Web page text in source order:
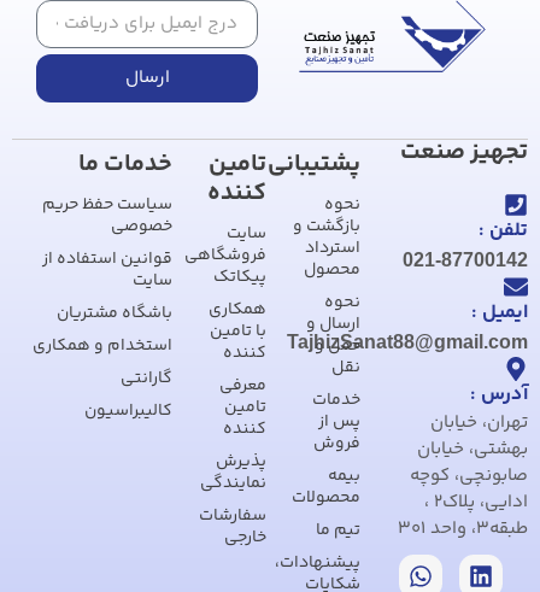
ارسال
تجهیز صنعت
تلفن :
021-87700142
ایمیل :
TajhizSanat88@gmail.com
آدرس :
تهران، خیابان
بهشتی، خیابان
صابونچی، کوچه
ادایی، پلاک2 ،
طبقه3، واحد 301
پشتیبانی
نحوه
بازگشت و
استرداد
محصول
نحوه
ارسال و
حمل و
نقل
خدمات
پس از
فروش
بیمه
محصولات
تیم ما
پیشنهادات،
شکایات
تامین
کننده
سایت
فروشگاهی
پیکاتک
همکاری
با تامین
کننده
معرفی
تامین
کننده
پذیرش
نمایندگی
سفارشات
خارجی
خدمات ما
سیاست حفظ حریم
خصوصی
قوانین استفاده از
سایت
باشگاه مشتریان
استخدام و همکاری
گارانتی
کالیبراسیون